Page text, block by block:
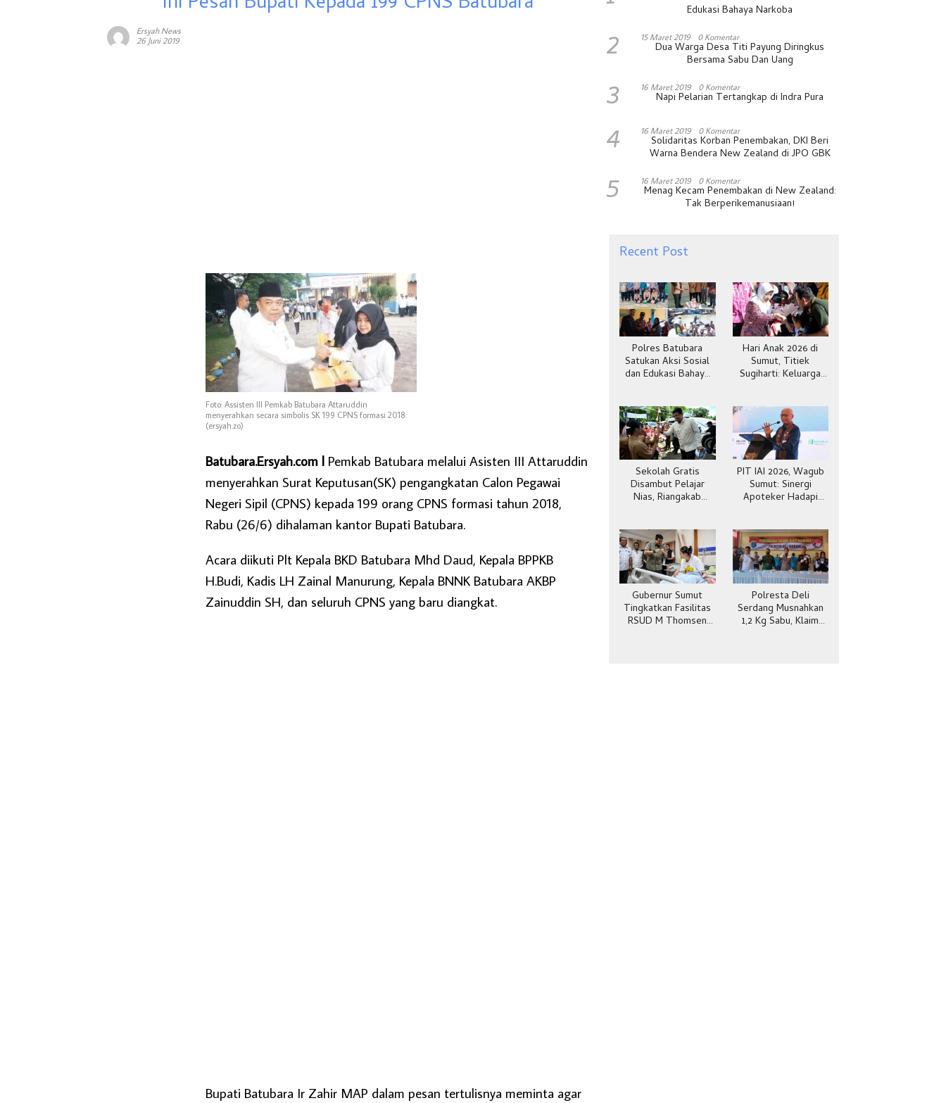
Ersyah News
26 Juni 2019
Foto: Assisten III Pemkab Batubara Attaruddin
menyerahkan secara simbolis SK 199 CPNS formasi 2018.
(ersyah.zo)
Batubara.Ersyah.com l Pemkab Batubara melalui Asisten III Attaruddin
menyerahkan Surat Keputusan(SK) pengangkatan Calon Pegawai
Negeri Sipil (CPNS) kepada 199 orang CPNS formasi tahun 2018,
Rabu (26/6) dihalaman kantor Bupati Batubara.
Acara diikuti Plt Kepala BKD Batubara Mhd Daud, Kepala BPPKB
H.Budi, Kadis LH Zainal Manurung, Kepala BNNK Batubara AKBP
Zainuddin SH, dan seluruh CPNS yang baru diangkat.
Bupati Batubara Ir Zahir MAP dalam pesan tertulisnya meminta agar
Edukasi Bahaya Narkoba
2 15 Maret 2019 0 Komentar
Dua Warga Desa Titi Payung Diringkus
Bersama Sabu Dan Uang
3 16 Maret 2019 0 Komentar
Napi Pelarian Tertangkap di Indra Pura
4 16 Maret 2019 0 Komentar
Solidaritas Korban Penembakan, DKI Beri
Warna Bendera New Zealand di JPO GBK
5 16 Maret 2019 0 Komentar
Menag Kecam Penembakan di New Zealand:
Tak Berperikemanusiaan!
Recent Post
Polres Batubara
Satukan Aksi Sosial
dan Edukasi Bahaya
Hari Anak 2026 di
Sumut, Titiek
Sugiharti: Keluarga
Sekolah Gratis
Disambut Pelajar
Nias, Riangakab
PIT IAI 2026, Wagub
Sumut: Sinergi
Apoteker Hadapi
Gubernur Sumut
Tingkatkan Fasilitas
RSUD M Thomsen
Polresta Deli
Serdang Musnahkan
1,2 Kg Sabu, Klaim